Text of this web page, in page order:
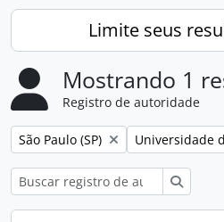
Limite seus
Mostrando 1
Registro de autoridade
Remover filtro:
São Paulo (SP) Remover filtro:
Universidade